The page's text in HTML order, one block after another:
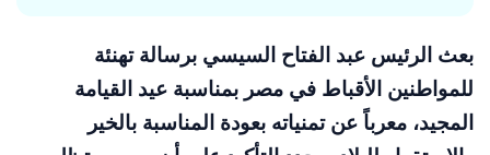
بعث الرئيس عبد الفتاح السيسي برسالة تهنئة
للمواطنين الأقباط في مصر بمناسبة عيد القيامة
المجيد، معرباً عن تمنياته بعودة المناسبة بالخير